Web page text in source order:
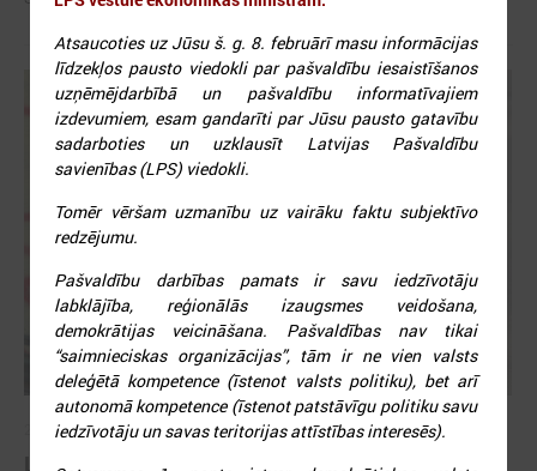
2026. gada 09. jūlijs
LPS: apreibinošu vielu ietekmē esošu bērnu
Atsaucoties uz Jūsu š. g. 8. februārī masu informācijas
līdzekļos pausto viedokli par pašvaldību iesaistīšanos
uzņēmējdarbībā un pašvaldību informatīvajiem
izdevumiem, esam gandarīti par Jūsu pausto gatavību
sadarboties un uzklausīt Latvijas Pašvaldību
savienības (LPS) viedokli.
Tomēr vēršam uzmanību uz vairāku faktu subjektīvo
redzējumu.
Pašvaldību darbības pamats ir savu iedzīvotāju
labklājība, reģionālās izaugsmes veidošana,
demokrātijas veicināšana. Pašvaldības nav tikai
“saimnieciskas organizācijas”, tām ir ne vien valsts
deleģētā kompetence (īstenot valsts politiku), bet arī
autonomā kompetence (īstenot patstāvīgu politiku savu
iedzīvotāju un savas teritorijas attīstības interesēs).